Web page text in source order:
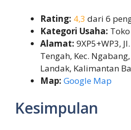
Rating: 4,3 dari 6
Kategori Usaha:
Alamat: 9XP5+WP3,
Tengah, Kec.
Landak, Kalimantan
Map: Google Map
Kesimpulan